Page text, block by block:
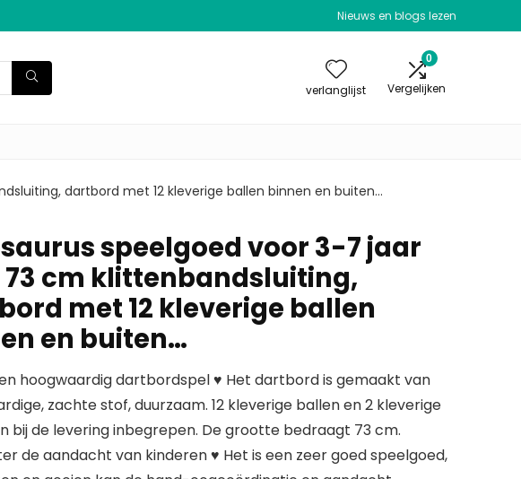
Nieuws en blogs lezen
verlanglijst
0
Vergelijken
dartbord met 12 kleverige ballen binnen en buiten…
speelgoed voor 3-7 jaar
73 cm klittenbandsluiting,
met 12 kleverige ballen
en buiten…
hoogwaardig dartbordspel ♥ Het dartbord is gemaakt van
zachte stof, duurzaam. 12 kleverige ballen en 2 kleverige
bij de levering inbegrepen. De grootte bedraagt 73 cm.
de aandacht van kinderen ♥ Het is een zeer goed speelgoed,